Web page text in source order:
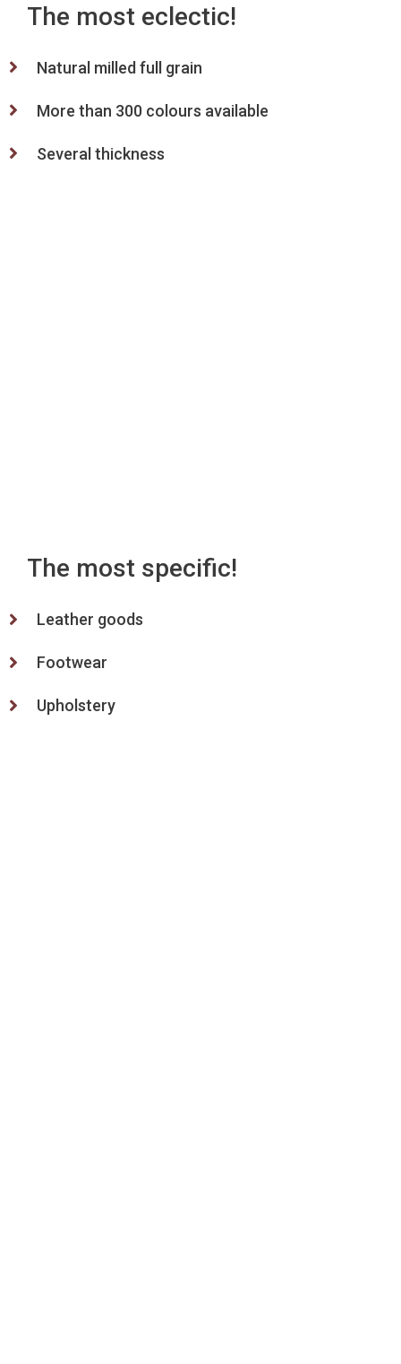
The most eclectic!
Natural milled full grain
More than 300 colours available
Several thickness
The most specific!
Leather goods
Footwear
Upholstery